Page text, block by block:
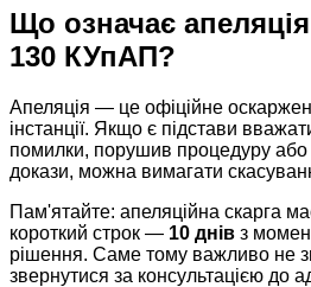
Що означає апеляція
130 КУпАП?
Апеляція — це офіційне
інстанції. Якщо є підстави
помилки, порушив процедуру або
докази, можна вимагати
Пам'ятайте: апеляційна скарга
короткий строк — 10 днів з
рішення. Саме тому важливо не
звернутися за консультацією до